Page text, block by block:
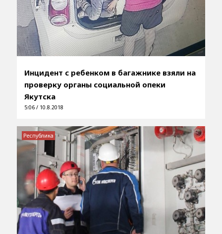
Инцидент с ребенком в багажнике взяли на
проверку органы социальной опеки
Якутска
5:06 / 10.8.2018
Республика